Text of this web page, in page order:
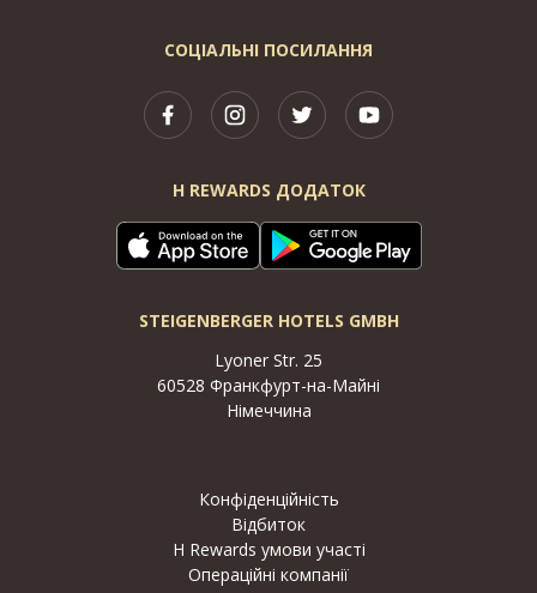
СОЦІАЛЬНІ ПОСИЛАННЯ
H REWARDS ДОДАТОК
STEIGENBERGER HOTELS GMBH
Lyoner Str. 25
60528 Франкфурт-на-Майні
Німеччина
Конфіденційність
Відбиток
H Rewards умови участі
Операційні компанії